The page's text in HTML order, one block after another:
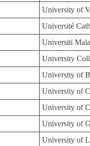
University of
Université
Universiti
University
University of
University of
University of
University of
University of